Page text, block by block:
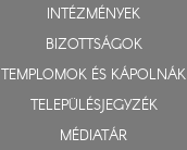
INTÉZMÉNYEK
BIZOTTSÁGOK
TEMPLOMOK ÉS KÁPOLNÁK
TELEPÜLÉSJEGYZÉK
MÉDIATÁR